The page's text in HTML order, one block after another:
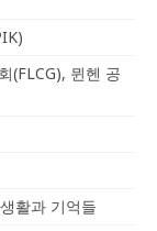
(FLCG), 뮌헨 공
활과 기억들